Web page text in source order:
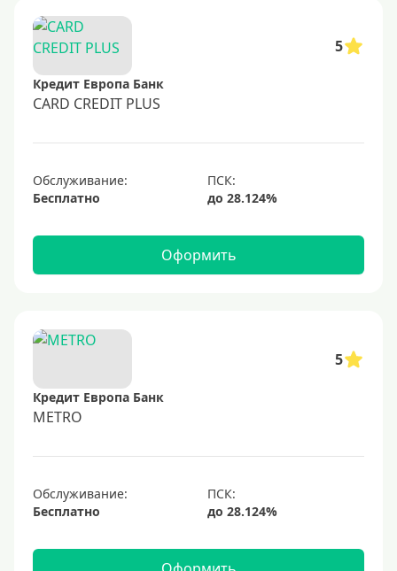
5
Кредит Европа Банк
CARD CREDIT PLUS
Обслуживание:
Бесплатно
Оформить
5
Кредит Европа Банк
METRO
Обслуживание:
Бесплатно